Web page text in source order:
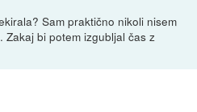
Sam praktično nikoli nisem
Zakaj bi potem izgubljal čas z